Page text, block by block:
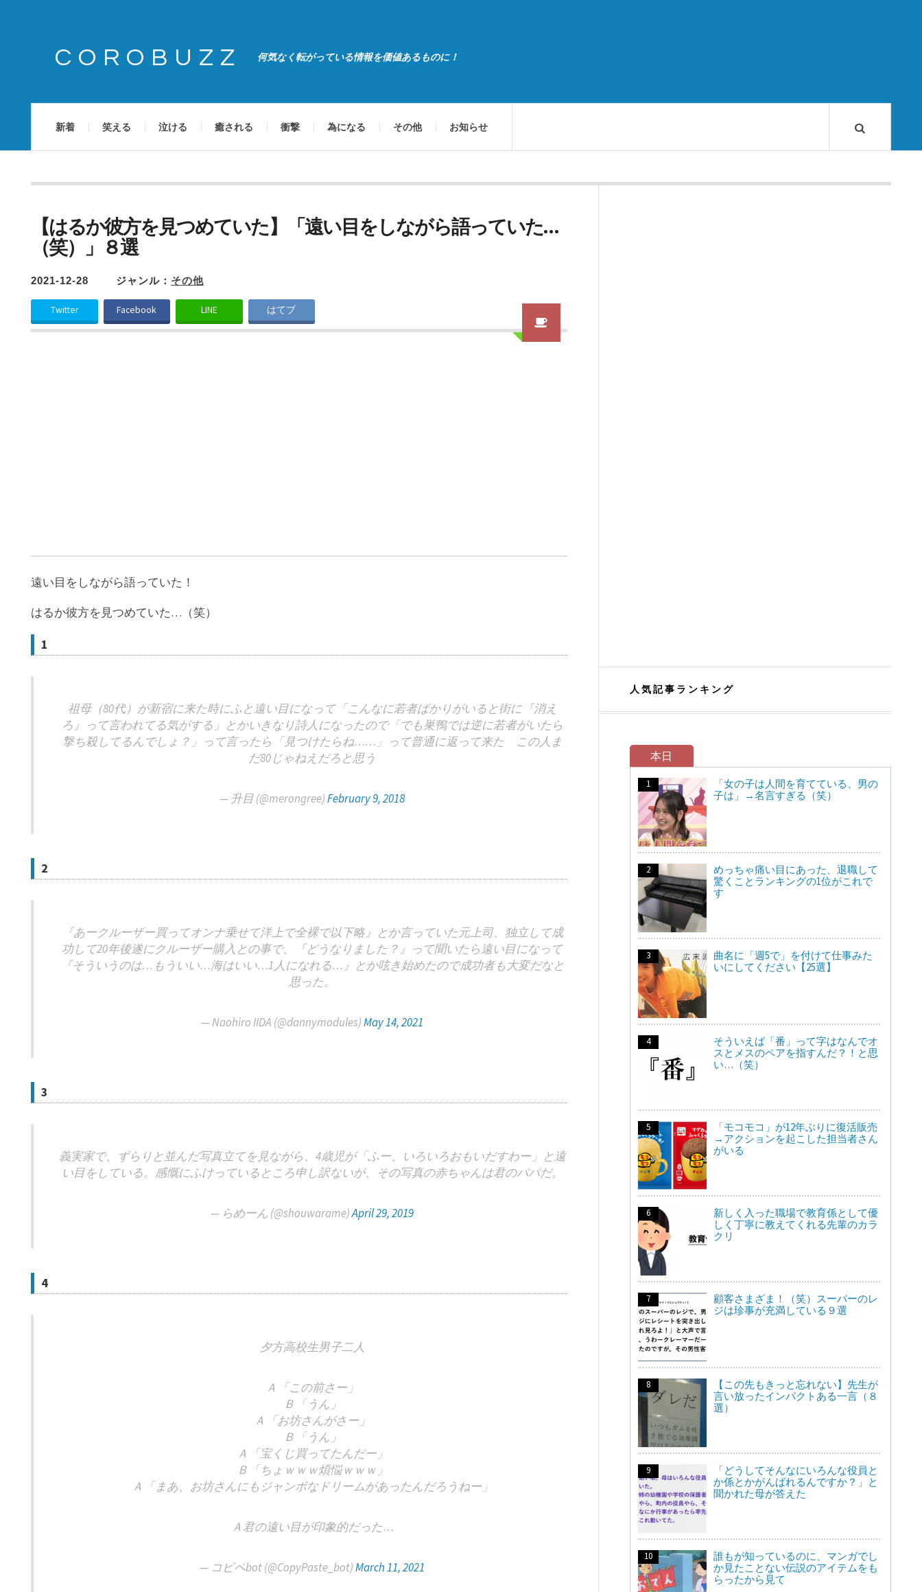
COROBUZZ 何気なく転がっている情報を価値あるものに！
新着 笑える 泣ける 癒される 衝撃 為になる その他 お知らせ
【はるか彼方を見つめていた】「遠い目をしながら語っていた…
（笑）」８選
2021-12-28 ジャンル： その他
Twitter Facebook LINE はてブ
遠い目をしながら語っていた！
はるか彼方を見つめていた…（笑）
1
祖母（80代）が新宿に来た時にふと遠い目になって「こんなに若者ばかりがいると街に『消え
ろ』って言われてる気がする」とかいきなり詩人になったので「でも巣鴨では逆に若者がいたら
撃ち殺してるんでしょ？」って言ったら「見つけたらね……」って普通に返って来た この人ま
だ80じゃねえだろと思う
— 升目 (@merongree)February 9, 2018
2
『あークルーザー買ってオンナ乗せて洋上で全裸で以下略』とか言っていた元上司、独立して成
功して20年後遂にクルーザー購入との事で、『どうなりました？』って聞いたら遠い目になって
『そういうのは…もういい…海はいい…1人になれる…』とか呟き始めたので成功者も大変だなと
思った。
— Naohiro IIDA (@dannymodules)May 14, 2021
3
義実家で、ずらりと並んだ写真立てを見ながら、4歳児が「ふー、いろいろおもいだすわー」と遠
い目をしている。感慨にふけっているところ申し訳ないが、その写真の赤ちゃんは君のパパだ。
— らめーん (@shouwarame)April 29, 2019
4
夕方高校生男子二人
Ａ「この前さー」
Ｂ「うん」
Ａ「お坊さんがさー」
Ｂ「うん」
Ａ「宝くじ買ってたんだー」
Ｂ「ちょｗｗｗ煩悩ｗｗｗ」
Ａ「まあ、お坊さんにもジャンボなドリームがあったんだろうねー」
Ａ君の遠い目が印象的だった…
— コピペbot (@CopyPaste_bot)March 11, 2021
人気記事ランキング
本日
「女の子は人間を育てている、男の
子は」→名言すぎる（笑）
めっちゃ痛い目にあった、退職して
驚くことランキングの1位がこれで
す
曲名に「週5で」を付けて仕事みた
いにしてください【25選】
そういえば「番」って字はなんでオ
スとメスのペアを指すんだ？！と思
い…（笑）
「モコモコ」が12年ぶりに復活販売
→アクションを起こした担当者さん
がいる
新しく入った職場で教育係として優
しく丁寧に教えてくれる先輩のカラ
クリ
顧客さまざま！（笑）スーパーのレ
ジは珍事が充満している９選
【この先もきっと忘れない】先生が
言い放ったインパクトある一言（８
選）
「どうしてそんなにいろんな役員と
か係とかがんばれるんですか？」と
聞かれた母が答えた
誰もが知っているのに、マンガでし
か見たことない伝説のアイテムをも
らったから見て